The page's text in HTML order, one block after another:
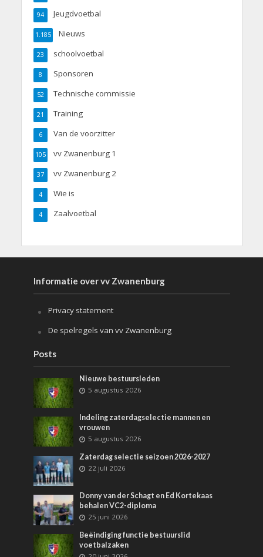
Jeugdvoetbal
94
Nieuws
1.185
schoolvoetbal
23
Sponsoren
8
Technische commissie
52
Training
21
Van de voorzitter
6
vv Zwanenburg 1
105
vv Zwanenburg 2
37
Wie is
4
Zaalvoetbal
4
Informatie over vv Zwanenburg
Privacy statement
De spelregels van vv Zwanenburg
Posts
Nieuwe bestuursleden
5 augustus 2026
Indeling zaterdagselectie mannen en
vrouwen
5 augustus 2026
Zaterdag selectie seizoen 2026-2027
22 juli 2026
Donny van der Schagt en Ed Kortekaas
behalen VC2-diploma
25 juni 2026
Beëindiging functie bestuurslid
voetbalzaken